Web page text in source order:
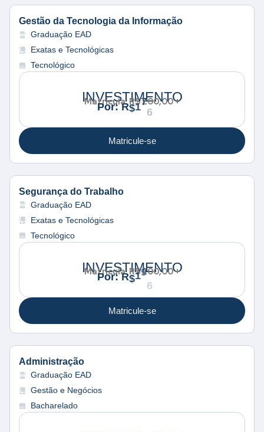
Gestão da Tecnologia da Informação
Graduação EAD
Exatas e Tecnológicas
Tecnológico
Matricule-se
INVESTIMENTO
Matrícula: R$ 200,00 +
Por: R$176 ,00
Segurança do Trabalho
Graduação EAD
Exatas e Tecnológicas
Tecnológico
Matricule-se
INVESTIMENTO
Matrícula: R$ 200,00 +
Por: R$196,00
Administração
Graduação EAD
Gestão e Negócios
Bacharelado